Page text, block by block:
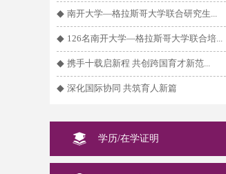
◆ 南开大学—格拉斯哥大学联合研究生...
◆ 126名南开大学—格拉斯哥大学联合培...
◆ 携手十载启新程 共创跨国育才新范...
◆ 深化国际协同 共筑育人新篇
学历/在学证明